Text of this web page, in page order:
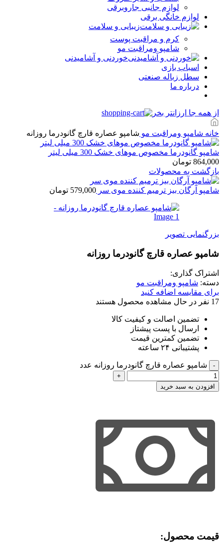
لوازم جانبی جاروبرقی
لوازم خانگی برقی
زیبایی و سلامت
کرم و مراقبت پوست
شامپو ومراقبت مو
خوردنی و آشامیدنی
اسباب بازی
سطل زباله صنعتی
درباره ما
از همه جا ارزانتر بخر
خانه شامپو ومراقبت مو شامپو عصاره قارچ گانودرما روزانه
شامپو گانودرما مخصوص موهای خشک 300 میلی لیتر
864,000 تومان
بازگشت به محصولات
شامپو آرگان بیز ترمیم کننده موی سر 579,000 تومان
بزرگنمایی تصویر
شامپو عصاره قارچ گانودرما روزانه
اشتراک گذاری:
دسته: شامپو ومراقبت مو
برای مقایسه اضافه کنید
17 نفر در حال مشاهده محصول هستند
تضمین اصالت و کیفیت کالا
ارسال با پست پیشتاز
تضمین کمترین قیمت
پشتیبانی ۲۴ ساعته
شامپو عصاره قارچ گانودرما روزانه عدد
افزودن به سبد خرید
قیمت محصول:​